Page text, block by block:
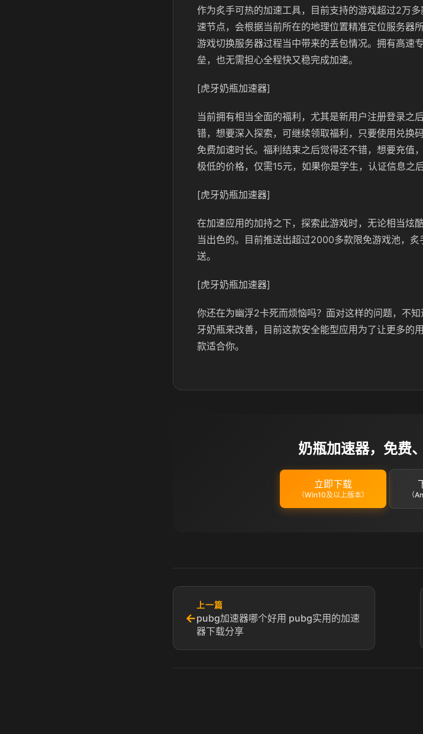
作为炙手可热的加速工具，目前支持的游戏超过2万
速节点，会根据当前所在的地理位置精准定位服务器
游戏切换服务器过程当中带来的丢包情况。拥有高速
垒，也无需担心全程快又稳完成加速。
[虎牙奶瓶加速器]
当前拥有相当全面的福利，尤其是新用户注册登录之
错，想要深入探索，可继续领取福利，只要使用兑换
免费加速时长。福利结束之后觉得还不错，想要充值
极低的价格，仅需15元，如果你是学生，认证信息之
[虎牙奶瓶加速器]
在加速应用的加持之下，探索此游戏时，无论相当炫
当出色的。目前推送出超过2000多款限免游戏池，
送。
[虎牙奶瓶加速器]
你还在为幽浮2卡死而烦恼吗？面对这样的问题，不
牙奶瓶来改善，目前这款安全能型应用为了让更多的
款适合你。
奶瓶加速器，免费
立即下载
（Win10及以上版本） （
←
上一篇
pubg加速器哪个好用 pubg实用的加速
器下载分享